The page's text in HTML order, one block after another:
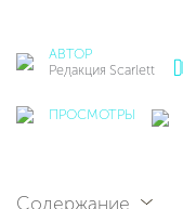
АВТОР
Редакция Scarlett
ПРОСМОТРЫ
Содержание